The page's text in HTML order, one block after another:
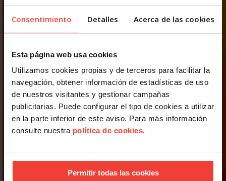
Consentimiento Detalles Acerca de las cookies
Esta página web usa cookies
Utilizamos cookies propias y de terceros para facilitar la
navegación, obtener información de estadísticas de uso
de nuestros visitantes y gestionar campañas
publicitarias. Puede configurar el tipo de cookies a utilizar
en la parte inferior de este aviso. Para más información
consulte nuestra política de cookies.
Permitir todas las cookies